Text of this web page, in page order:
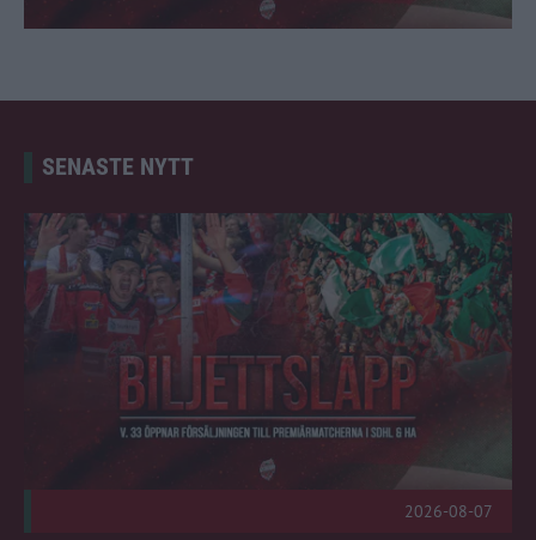
SENASTE NYTT
Info: Biljettsläpp till premiärmatcherna Publicerad 2026-08-
2026-08-07